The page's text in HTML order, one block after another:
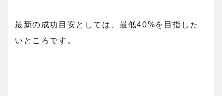
最新の成功目安としては、最低40%を目指した
いところです。